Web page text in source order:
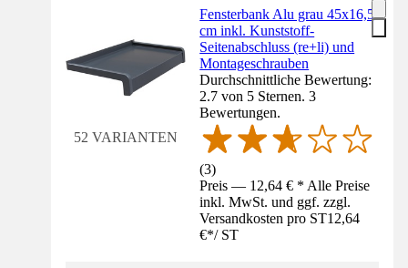
52 VARIANTEN
Fensterbank Alu grau 45x16,5
cm inkl. Kunststoff-
Seitenabschluss (re+li) und
Montageschrauben
Durchschnittliche Bewertung:
2.7 von 5 Sternen. 3
Bewertungen.
(3)
Preis — 12,64 € * Alle Preise
inkl. MwSt. und ggf. zzgl.
Versandkosten pro ST12,64
€*/ ST